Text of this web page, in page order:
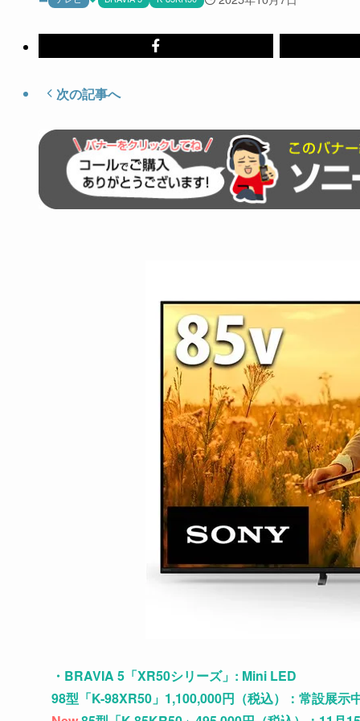
次の記事へ
・BRAVIA 5「XR50シリーズ」: Mini LED
98型「K-98XR50」1,100,000円（税込）：常設展示